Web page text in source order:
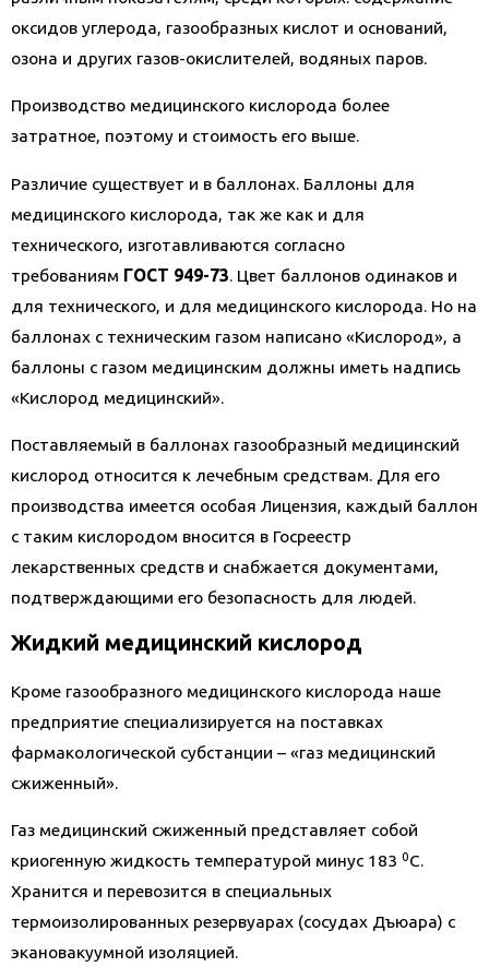
оксидов углерода, газообразных кислот и оснований,
озона и других газов-окислителей, водяных паров.
Производство медицинского кислорода более
затратное, поэтому и стоимость его выше.
Различие существует и в баллонах. Баллоны для
медицинского кислорода, так же как и для
технического, изготавливаются согласно
требованиям ГОСТ 949-73. Цвет баллонов одинаков и
для технического, и для медицинского кислорода. Но на
баллонах с техническим газом написано «Кислород», а
баллоны с газом медицинским должны иметь надпись
«Кислород медицинский».
Поставляемый в баллонах газообразный медицинский
кислород относится к лечебным средствам. Для его
производства имеется особая Лицензия, каждый баллон
с таким кислородом вносится в Госреестр
лекарственных средств и снабжается документами,
подтверждающими его безопасность для людей.
Жидкий медицинский кислород
Кроме газообразного медицинского кислорода наше
предприятие специализируется на поставках
фармакологической субстанции – «газ медицинский
сжиженный».
Газ медицинский сжиженный представляет собой
криогенную жидкость температурой минус 183 0С.
Хранится и перевозится в специальных
термоизолированных резервуарах (сосудах Дъюара) с
экановакуумной изоляцией.